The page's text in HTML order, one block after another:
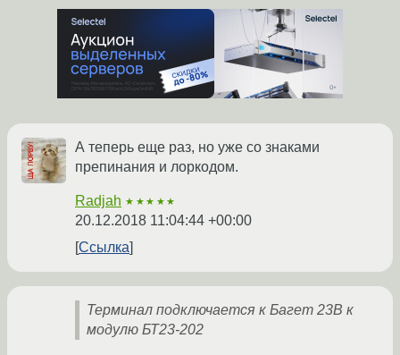
А теперь еще раз, но уже со знаками
препинания и лоркодом.
Radjah ★★★★★
20.12.2018 11:04:44 +00:00
Ссылка
Терминал подключается к Багет 23В к
модулю БТ23-202